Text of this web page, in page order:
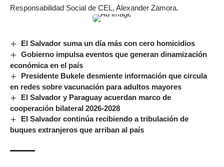
Responsabilidad Social de CEL, Alexander Zamora.
El Salvador suma un día más con cero homicidios
Gobierno impulsa eventos que generan dinamización
económica en el país
Presidente Bukele desmiente información que circula
en redes sobre vacunación para adultos mayores
El Salvador y Paraguay acuerdan marco de
cooperación bilateral 2026-2028
El Salvador continúa recibiendo a tribulación de
buques extranjeros que arriban al país